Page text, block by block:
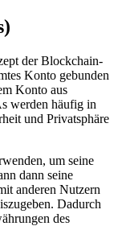
der Blockchain-
Konto gebunden
Konto aus
werden häufig in
und Privatsphäre
um seine
dann seine
anderen Nutzern
Dadurch
des